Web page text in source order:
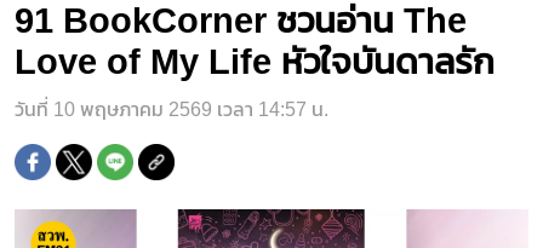
91 BookCorner ชวนอ่าน The
Love of My Life หัวใจบันดาลรัก
วันที่ 10 พฤษภาคม 2569 เวลา 14:57 น.